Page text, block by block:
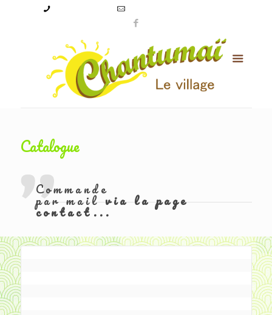
Catalogue
Commande
par mailvia la page
contact...